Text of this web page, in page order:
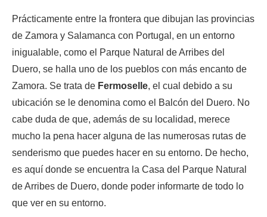
Prácticamente entre la frontera que dibujan las provincias
de Zamora y Salamanca con Portugal, en un entorno
inigualable, como el Parque Natural de Arribes del
Duero, se halla uno de los pueblos con más encanto de
Zamora. Se trata de Fermoselle, el cual debido a su
ubicación se le denomina como el Balcón del Duero. No
cabe duda de que, además de su localidad, merece
mucho la pena hacer alguna de las numerosas rutas de
senderismo que puedes hacer en su entorno. De hecho,
es aquí donde se encuentra la Casa del Parque Natural
de Arribes de Duero, donde poder informarte de todo lo
que ver en su entorno.